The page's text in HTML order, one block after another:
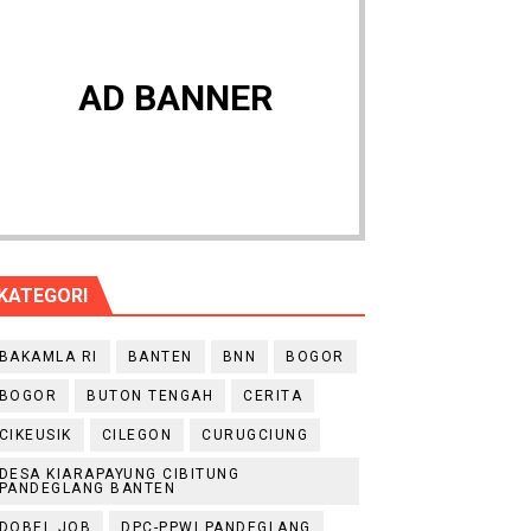
AD BANNER
RI BANTEN BNN BOGOR
BUTON TENGAH CERITA
CILEGON CURUGCIUNG
KIARAPAYUNG CIBITUNG
BANTEN
JOB DPC-PPWI PANDEGLANG